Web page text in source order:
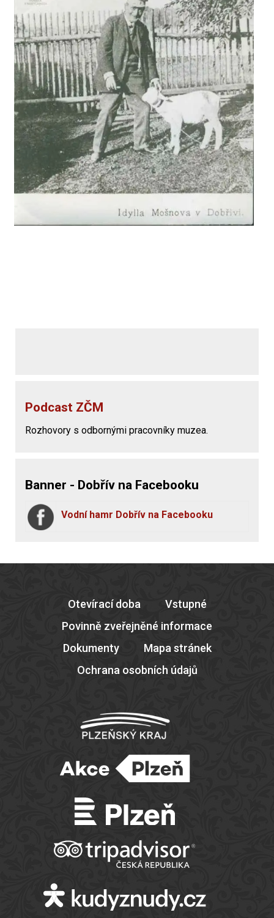
Podcast ZČM
Rozhovory s odbornými pracovníky muzea.
Banner - Dobřív na Facebooku
Vodní hamr Dobřív na Facebooku
Otevírací doba
Vstupné
Povinně zveřejněné informace
Dokumenty
Mapa stránek
Ochrana osobních údajů